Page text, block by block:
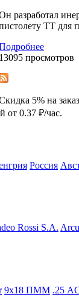
разработал
ТТ для
13095 просмотров
5% на заказ
от 0.37 ₽/час.
Росcия
Rossi S.A.
9x18 ПММ .25